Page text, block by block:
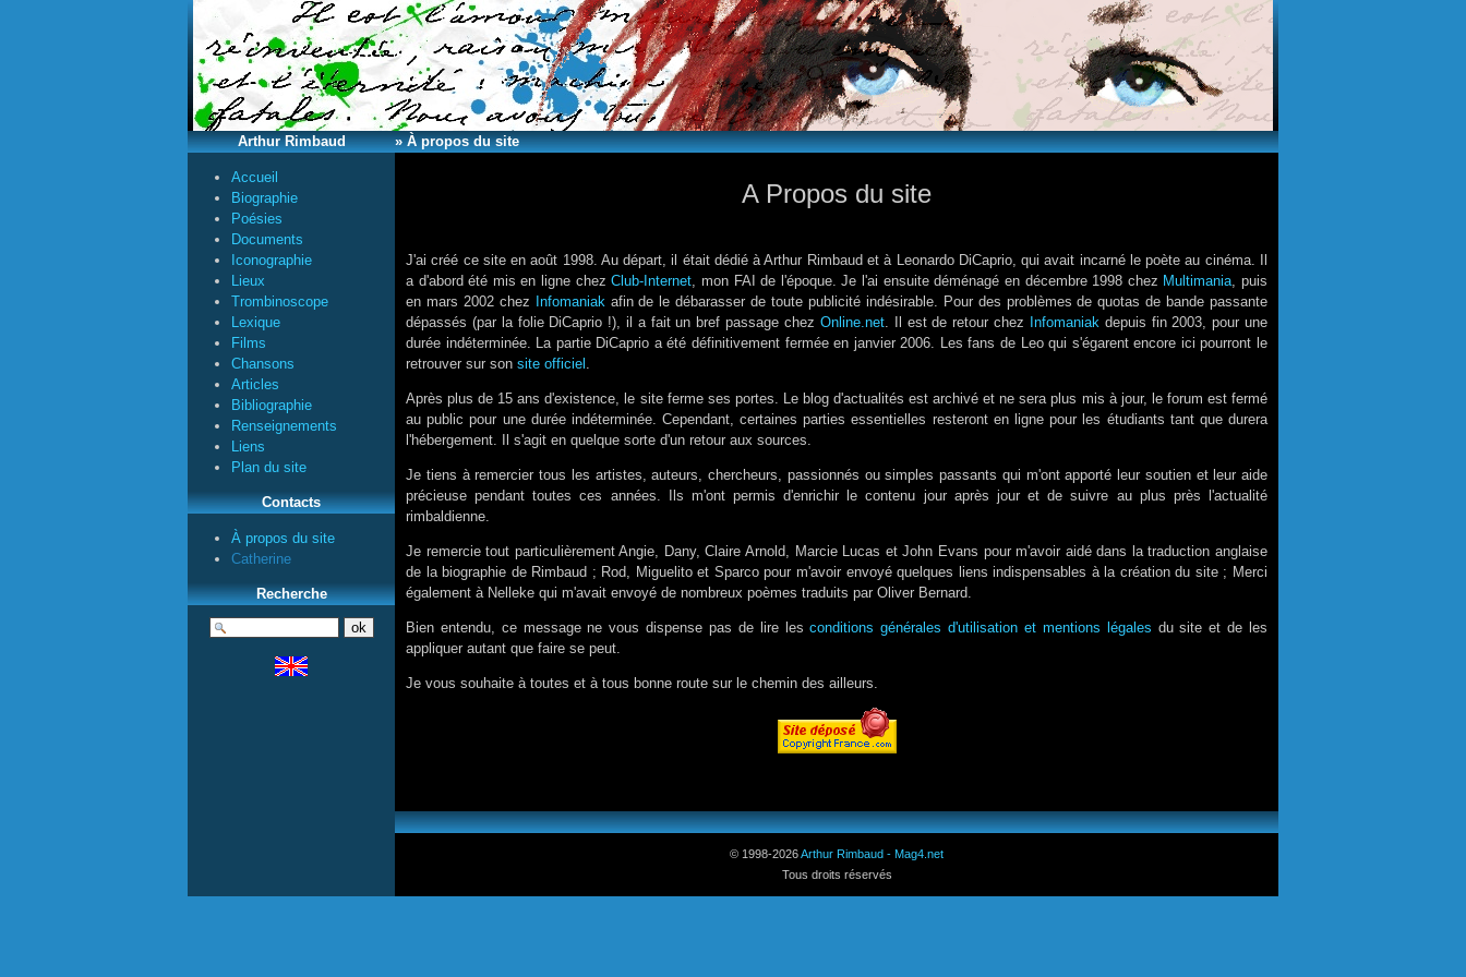
Arthur Rimbaud
Accueil
Biographie
Poésies
Documents
Iconographie
Lieux
Trombinoscope
Lexique
Films
Chansons
Articles
Bibliographie
Renseignements
Liens
Plan du site
Contacts
À propos du site
Catherine
Recherche
» À propos du site
A Propos du site
J'ai créé ce site en août 1998. Au départ, il était dédié à Arthur Rimbaud et à Leonardo DiCaprio, qui avait incarné le poète au cinéma. Il
a d'abord été mis en ligne chezClub-Internet, mon FAI de l'époque. Je l'ai ensuite déménagé en décembre 1998 chez Multimania, puis
en mars 2002 chez
Infomaniakafin de le débarasser de toute publicité indésirable. Pour des problèmes de quotas de bande passante
dépassés (par la folie DiCaprio !), il a fait un bref passage chez Online.net. Il est de retour chez Infomaniakdepuis fin 2003, pour une
durée indéterminée. La partie DiCaprio a été définitivement fermée en janvier 2006. Les fans de Leo qui s'égarent encore ici pourront le
retrouver sur son site officiel .
Après plus de 15 ans d'existence, le site ferme ses portes. Le blog d'actualités est archivé et ne sera plus mis à jour, le forum est fermé
au public pour une durée indéterminée. Cependant, certaines parties essentielles resteront en ligne pour les étudiants tant que durera
l'hébergement. Il s'agit en quelque sorte d'un retour aux sources.
Je tiens à remercier tous les artistes, auteurs, chercheurs, passionnés ou simples passants qui m'ont apporté leur soutien et leur aide
précieuse pendant toutes ces années. Ils m'ont permis d'enrichir le contenu jour après jour et de suivre au plus près l'actualité
rimbaldienne.
Je remercie tout particulièrement Angie, Dany, Claire Arnold, Marcie Lucas et John Evans pour m'avoir aidé dans la traduction anglaise
de la biographie de Rimbaud ; Rod, Miguelito et Sparco pour m'avoir envoyé quelques liens indispensables à la création du site ; Merci
également à Nelleke qui m'avait envoyé de nombreux poèmes traduits par Oliver Bernard.
Bien entendu, ce message ne vous dispense pas de lire lesconditions générales d'utilisation et mentions légales du site et de les
appliquer autant que faire se peut.
Je vous souhaite à toutes et à tous bonne route sur le chemin des ailleurs.
© 1998-2026Arthur Rimbaud - Mag4.net
Tous droits réservés